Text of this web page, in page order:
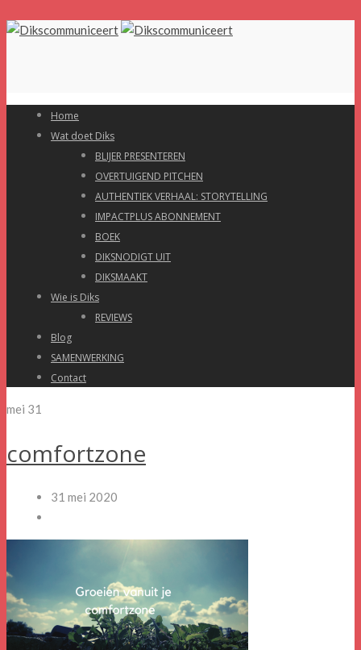
Home
Wat doet Diks
BLIJER PRESENTEREN
OVERTUIGEND PITCHEN
AUTHENTIEK VERHAAL: STORYTELLING
IMPACTPLUS ABONNEMENT
BOEK
DIKSNODIGT UIT
DIKSMAAKT
Wie is Diks
REVIEWS
Blog
SAMENWERKING
Contact
mei 31
comfortzone
31 mei 2020